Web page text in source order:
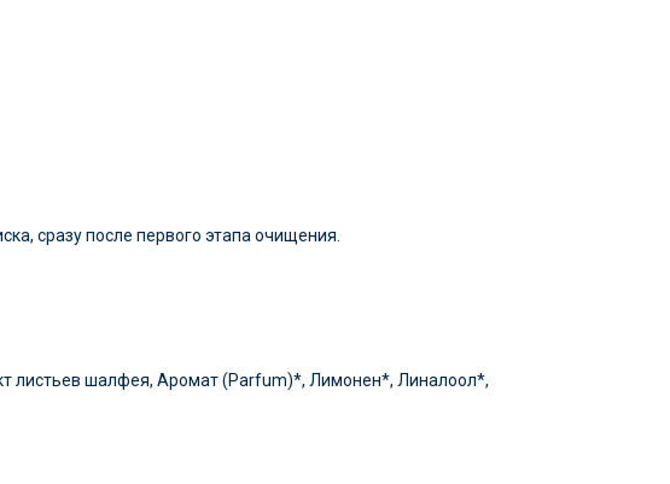
сразу после первого этапа очищения.
листьев шалфея, Аромат (Parfum)*, Лимонен*, Линалоол*,